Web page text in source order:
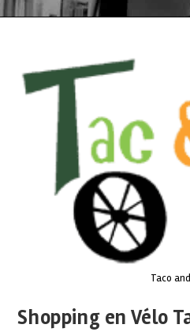
Taco
Shopping en Vélo